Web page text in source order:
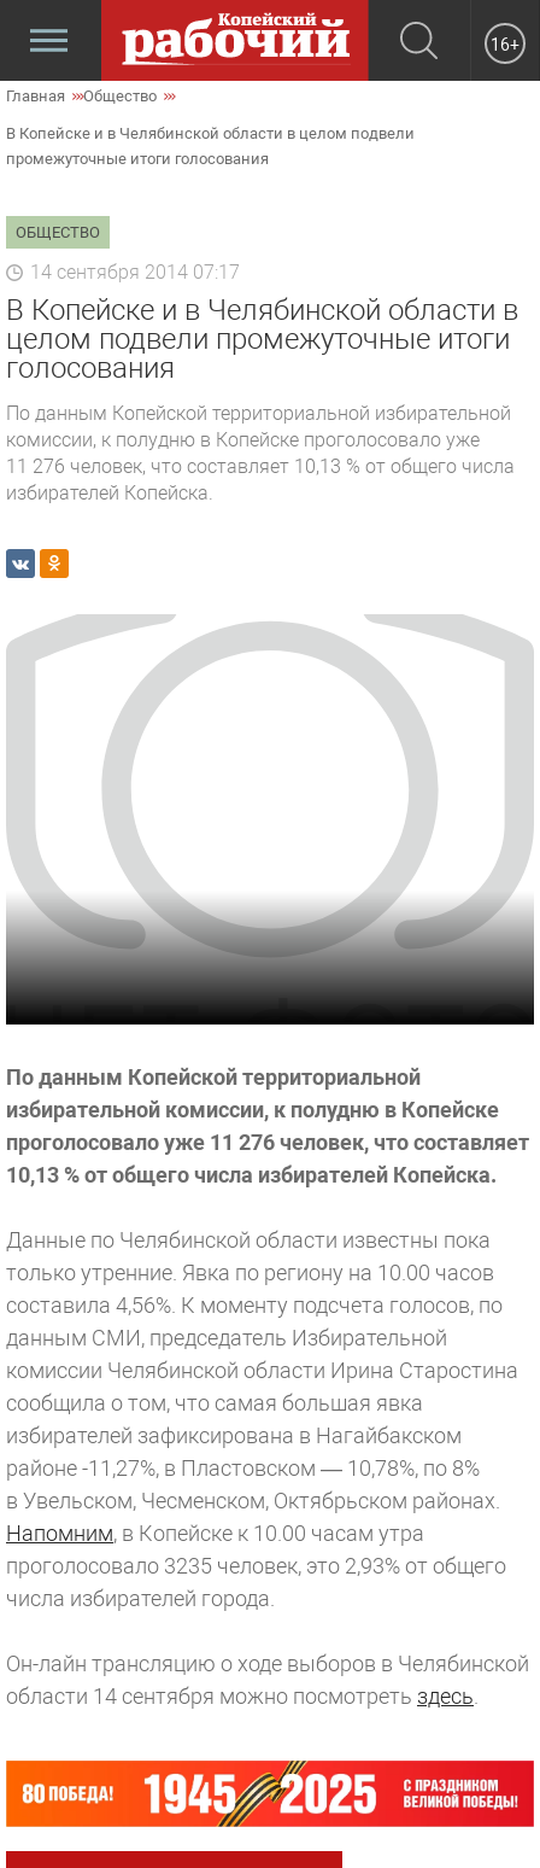
16+
Главная Общество
В Копейске и в Челябинской области в целом подвели
промежуточные итоги голосования
ОБЩЕСТВО
14 сентября 2014 07:17
В Копейске и в Челябинской области в
целом подвели промежуточные итоги
голосования
По данным Копейской территориальной избирательной
комиссии, к полудню в Копейске проголосовало уже
11 276 человек, что составляет 10,13 % от общего числа
избирателей Копейска.
По данным Копейской территориальной
избирательной комиссии, к полудню в Копейске
проголосовало уже 11 276 человек, что составляет
10,13 % от общего числа избирателей Копейска.
Данные по Челябинской области известны пока
только утренние. Явка по региону на 10.00 часов
составила 4,56%. К моменту подсчета голосов, по
данным СМИ, председатель Избирательной
комиссии Челябинской области Ирина Старостина
сообщила о том, что самая большая явка
избирателей зафиксирована в Нагайбакском
районе -11,27%, в Пластовском — 10,78%, по 8%
в Увельском, Чесменском, Октябрьском районах.
Напомним, в Копейске к 10.00 часам утра
проголосовало 3235 человек, это 2,93% от общего
числа избирателей города.
Он-лайн трансляцию о ходе выборов в Челябинской
области 14 сентября можно посмотреть здесь